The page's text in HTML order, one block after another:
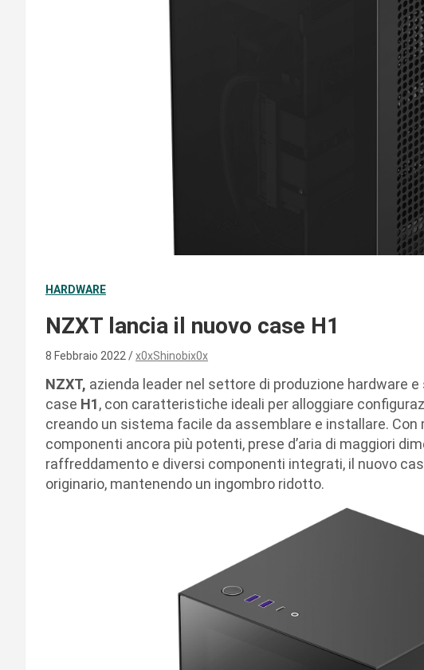
HARDWARE
NZXT lancia il nuovo case H1
8 Febbraio 2022 x0xShinobix0x
NZXT, azienda leader nel settore di produzione hardware
case H1, con caratteristiche ideali per alloggiare
creando un sistema facile da assemblare e installare. Con
componenti ancora più potenti, prese d’aria di maggiori
raffreddamento e diversi componenti integrati, il nuovo
originario, mantenendo un ingombro ridotto.